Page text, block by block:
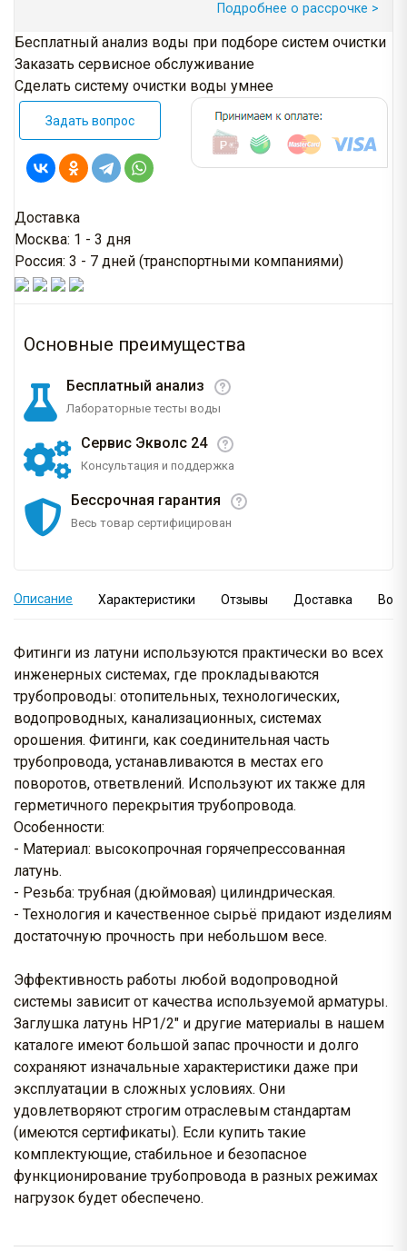
Подробнее о рассрочке >
Бесплатный анализ воды при подборе систем очистки
Заказать сервисное обслуживание
Сделать систему очистки воды умнее
Задать вопрос
Доставка
Москва: 1 - 3 дня
Россия: 3 - 7 дней (транспортными компаниями)
Основные преимущества
Бесплатный анализ
Лабораторные тесты воды
Сервис Экволс 24
Консультация и поддержка
Бессрочная гарантия
Весь товар сертифицирован
Описание Характеристики Отзывы Доставка
Фитинги из латуни используются практически во всех
инженерных системах, где прокладываются
трубопроводы: отопительных, технологических,
водопроводных, канализационных, системах
орошения. Фитинги, как соединительная часть
трубопровода, устанавливаются в местах его
поворотов, ответвлений. Используют их также для
герметичного перекрытия трубопровода.
Особенности:
- Материал: высокопрочная горячепрессованная
латунь.
- Резьба: трубная (дюймовая) цилиндрическая.
- Технология и качественное сырьё придают изделиям
достаточную прочность при небольшом весе.
Эффективность работы любой водопроводной
системы зависит от качества используемой арматуры.
Заглушка латунь НР1/2" и другие материалы в нашем
каталоге имеют большой запас прочности и долго
сохраняют изначальные характеристики даже при
эксплуатации в сложных условиях. Они
удовлетворяют строгим отраслевым стандартам
(имеются сертификаты). Если купить такие
комплектующие, стабильное и безопасное
функционирование трубопровода в разных режимах
нагрузок будет обеспечено.